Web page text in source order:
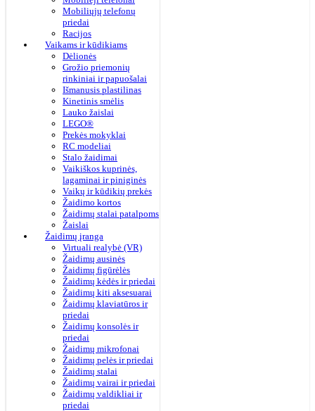
Mobiliųjų telefonų
priedai
Racijos
Vaikams ir kūdikiams
Dėlionės
Grožio priemonių
rinkiniai ir papuošalai
Išmanusis plastilinas
Kinetinis smėlis
Lauko žaislai
LEGO®
Prekės mokyklai
RC modeliai
Stalo žaidimai
Vaikiškos kuprinės,
lagaminai ir piniginės
Vaikų ir kūdikių prekės
Žaidimo kortos
Žaidimų stalai patalpoms
Žaislai
Žaidimų įranga
Virtuali realybė (VR)
Žaidimų ausinės
Žaidimų figūrėlės
Žaidimų kėdės ir priedai
Žaidimų kiti aksesuarai
Žaidimų klaviatūros ir
priedai
Žaidimų konsolės ir
priedai
Žaidimų mikrofonai
Žaidimų pelės ir priedai
Žaidimų stalai
Žaidimų vairai ir priedai
Žaidimų valdikliai ir
priedai